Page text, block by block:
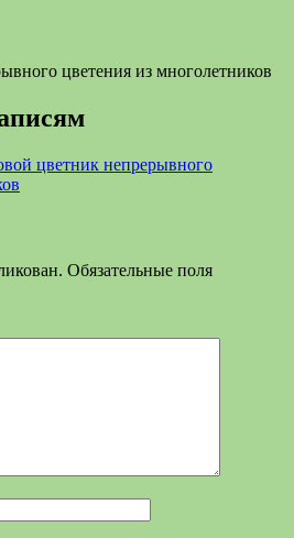
цветения из многолетников
цветник непрерывного
Обязательные поля